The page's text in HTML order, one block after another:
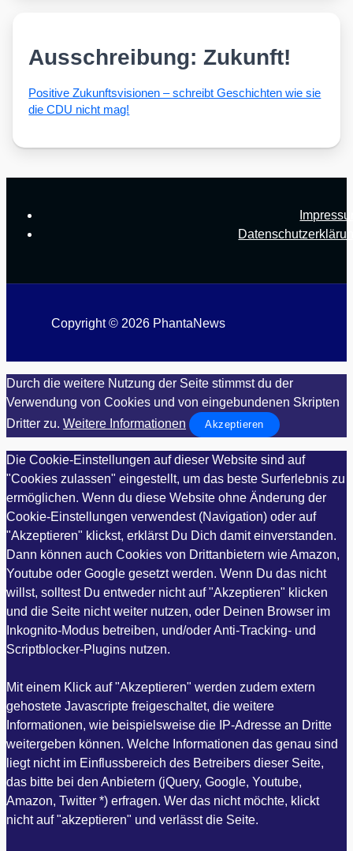
Ausschreibung: Zukunft!
Posi­ti­ve Zukunfts­vi­sio­nen – schreibt Geschich­ten wie sie
die CDU nicht mag!
Copyright © 2026 PhantaNews
Durch die weitere Nutzung der Seite stimmst du der
Verwendung von Cookies und von eingebundenen Skripten
Dritter zu. Weitere Informationen Akzeptieren
Die Cookie-Einstellungen auf dieser Website sind auf
"Cookies zulassen" eingestellt, um das beste Surferlebnis zu
ermöglichen. Wenn du diese Website ohne Änderung der
Cookie-Einstellungen verwendest (Navigation) oder auf
"Akzeptieren" klickst, erklärst Du Dich damit einverstanden.
Dann können auch Cookies von Drittanbietern wie Amazon,
Youtube oder Google gesetzt werden. Wenn Du das nicht
willst, solltest Du entweder nicht auf "Akzeptieren" klicken
und die Seite nicht weiter nutzen, oder Deinen Browser im
Inkognito-Modus betreiben, und/oder Anti-Tracking- und
Scriptblocker-Plugins nutzen.
Mit einem Klick auf "Akzeptieren" werden zudem extern
gehostete Javascripte freigeschaltet, die weitere
Informationen, wie beispielsweise die IP-Adresse an Dritte
weitergeben können. Welche Informationen das genau sind
liegt nicht im Einflussbereich des Betreibers dieser Seite,
das bitte bei den Anbietern (jQuery, Google, Youtube,
Amazon, Twitter *) erfragen. Wer das nicht möchte, klickt
nicht auf "akzeptieren" und verlässt die Seite.